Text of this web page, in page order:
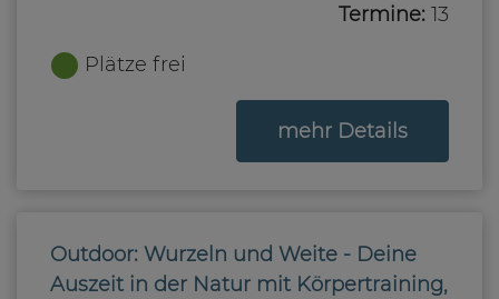
Termine: 13
Plätze frei
mehr Detailszum
Outdoor: Wurzeln und Weite - Deine
Auszeit in der Natur mit Körpertraining,